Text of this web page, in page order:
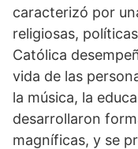
caracterizó por
religiosas,
Católica
vida de las
la música, la
desarrollaron
‌magníficas, y se